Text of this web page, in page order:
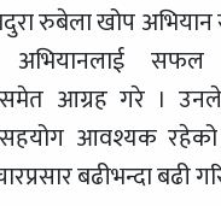
रुबेला खोप अभियान
सफल
समेत आग्रह गरे ।
आवश्यक रहेको
बढीभन्दा बढी